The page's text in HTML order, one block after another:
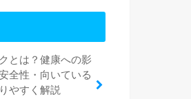
とは？健康への影
全性・向いている
やすく解説